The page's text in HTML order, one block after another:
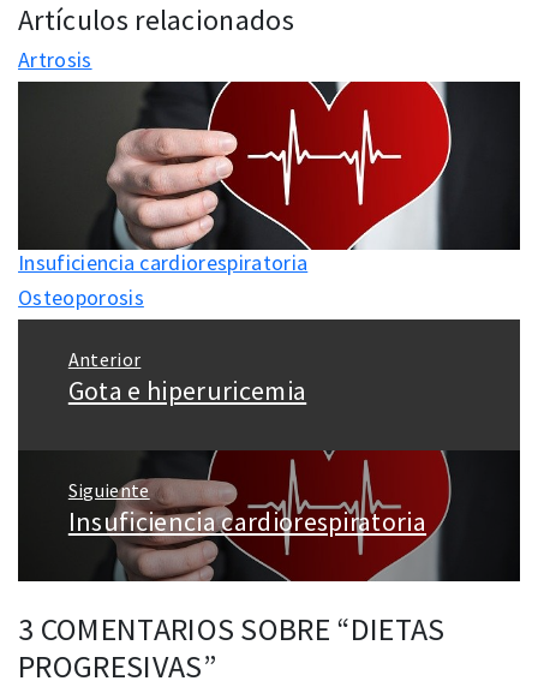
Artículos relacionados
Artrosis
Insuficiencia cardiorespiratoria
Osteoporosis
entradas
Anterior
Entrada
Gota e hiperuricemia
Siguiente
Entrada
siguiente:
Insuficiencia cardiorespiratoria
3 COMENTARIOS SOBRE “DIETAS
PROGRESIVAS”